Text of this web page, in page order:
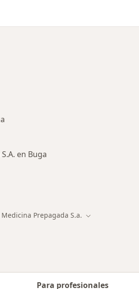
en Buga
Medicina Prepagada S.a. Cambiar de
Para profesionales